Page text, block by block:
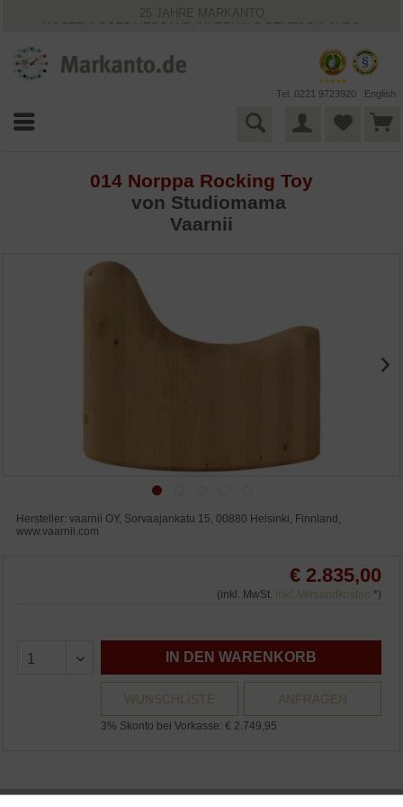
25 JAHRE MARKANTO
KOSTENLOSER VERSAND INNERHALB DEUTSCHLANDS
VIELFÄLTIGE ZAHLUNGSMÖGLICHKEITEN
BESTPRICE-GARANTIE
Tel. 0221 9723920 English
014 Norppa Rocking Toy
von Studiomama
Vaarnii
Hersteller: vaarnii OY, Sorvaajankatu 15, 00880 Helsinki, Finnland,
www.vaarnii.com
€ 2.835,00
(inkl. MwSt. inkl. Versandkosten *)
IN DEN WARENKORB
WUNSCHLISTE ANFRAGEN
3% Skonto bei Vorkasse: € 2.749,95